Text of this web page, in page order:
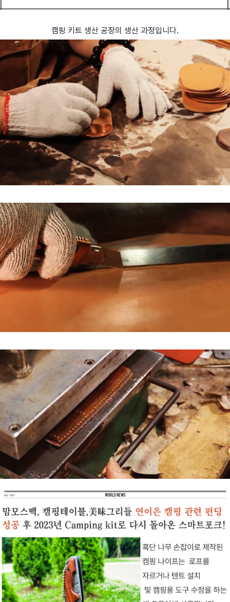
캠핑 키트 생산 공장의 생산 과정입니다.